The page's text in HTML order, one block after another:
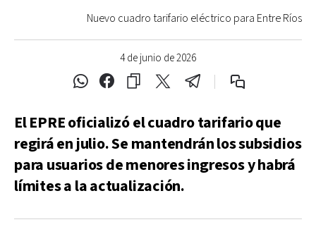
4 de junio de 2026
Nuevo cuadro tarifario eléctrico para Entre Ríos
El EPRE oficializó el cuadro tarifario que
regirá en julio. Se mantendrán los subsidios
para usuarios de menores ingresos y habrá
límites a la actualización.